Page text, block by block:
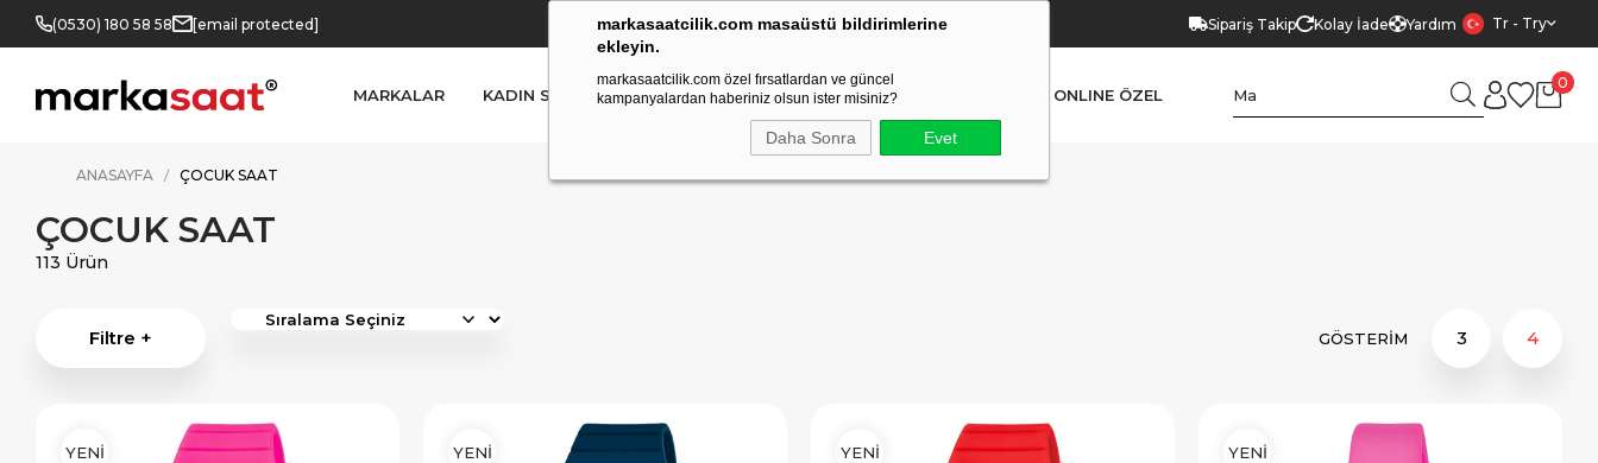
markasaatcilik.com masaüstü bildirimlerine
ekleyin.
markasaatcilik.com özel fırsatlardan ve güncel
kampanyalardan haberiniz olsun ister misiniz?
Daha Sonra Evet
(0530) 180 58 58 [email protected] YETKİLİ SATICI (Ücretsiz Kargo Ve İade) Sipariş Takip Kolay İade Yardım Tr - Try
MARKALAR KADIN SAAT ERKEK SAAT AKILLI SAAT ONLINE ÖZEL
0
ANASAYFA ÇOCUK SAAT
ÇOCUK SAAT
113 Ürün
Filtre +
YENİ YENİ YENİ YENİ